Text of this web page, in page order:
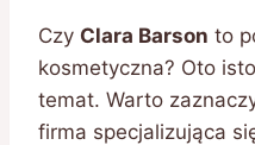
Czy Clara Barson to
kosmetyczna? Oto
temat. Warto
firma specjalizująca